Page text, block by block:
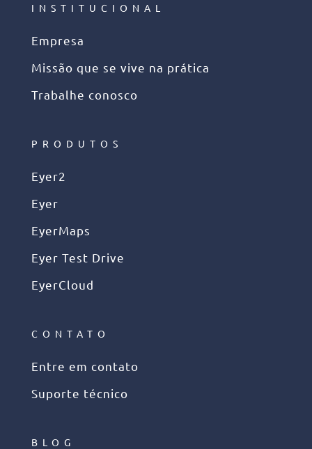
INSTITUCIONAL
Empresa
Missão que se vive na prática
Trabalhe conosco
PRODUTOS
Eyer2
Eyer
EyerMaps
Eyer Test Drive
EyerCloud
CONTATO
Entre em contato
Suporte técnico
BLOG